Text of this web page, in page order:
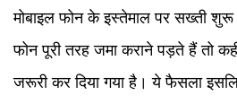
मोबाइल फोन के इस्तेमाल पर सख्ती
फोन पूरी तरह जमा कराने पड़ते हैं तो
जरूरी कर दिया गया है। ये फैसला